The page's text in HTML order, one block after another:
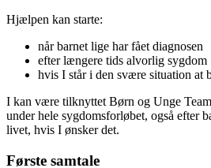
Hjælpen kan starte:
når barnet lige har fået diagnosen
efter længere tids alvorlig sygdom
hvis I står i den svære situation at
I kan være tilknyttet Børn og Unge
under hele sygdomsforløbet, også efter
livet, hvis I ønsker det.
Første samtale